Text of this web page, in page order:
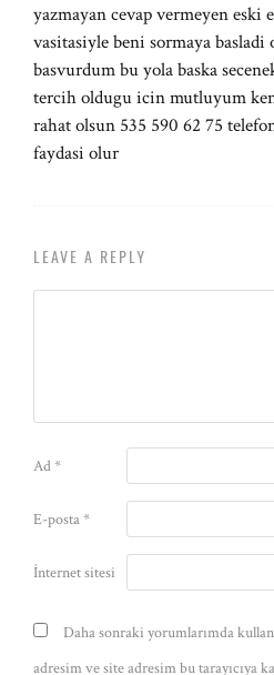
yazmayan cevap vermeyen eski
vasitasiyle beni sormaya
basvurdum bu yola baska
tercih oldugu icin mutluyum
rahat olsun 535 590 62 75
faydasi olur
LEAVE A REPLY
Ad*
E-posta*
İnternet sitesi
Daha sonraki yorumlarımda
adresim ve site adresim bu tarayıcıya